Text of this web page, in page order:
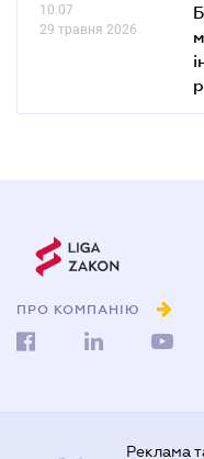
10.07
29 травня 2026
ПРО КОМПАНІЮ
Реклама